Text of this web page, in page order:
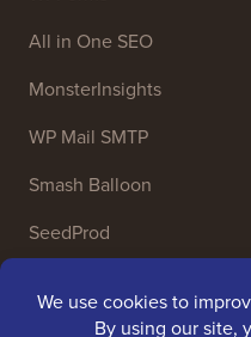
All in One SEO
MonsterInsights
WP Mail SMTP
Smash Balloon
SeedProd